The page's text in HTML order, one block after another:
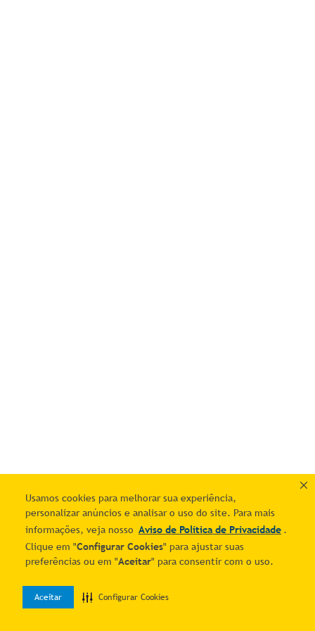
Usamos cookies para melhorar sua experiência,
personalizar anúncios e analisar o uso do site. Para mais
informações, veja nosso Aviso de Política de Privacidade .
Clique em "Configurar Cookies" para ajustar suas
preferências ou em "Aceitar" para consentir com o uso.
Aceitar Configurar Cookies